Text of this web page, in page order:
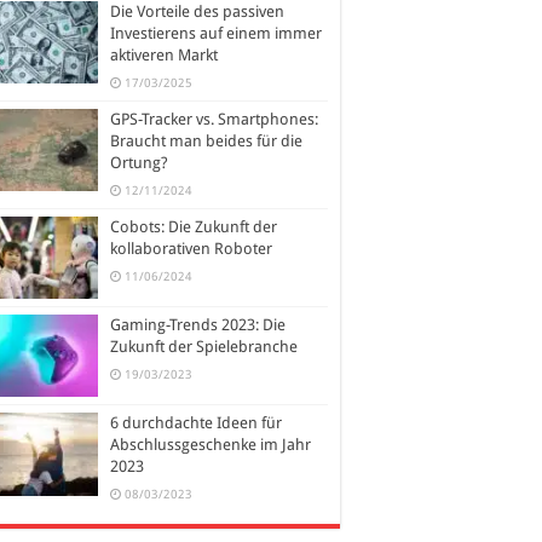
Die Vorteile des passiven
Investierens auf einem immer
aktiveren Markt
17/03/2025
GPS-Tracker vs. Smartphones:
Braucht man beides für die
Ortung?
12/11/2024
Cobots: Die Zukunft der
kollaborativen Roboter
11/06/2024
Gaming-Trends 2023: Die
Zukunft der Spielebranche
19/03/2023
6 durchdachte Ideen für
Abschlussgeschenke im Jahr
2023
08/03/2023